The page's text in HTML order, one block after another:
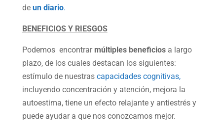
de un diario.
BENEFICIOS Y RIESGOS
Podemos encontrar múltiples beneficiosa largo
plazo, de los cuales destacan los siguientes:
estímulo de nuestras capacidades cognitivas,
incluyendo concentración y atención, mejora la
autoestima, tiene un efecto relajante y antiestrés y
puede ayudar a que nos conozcamos mejor.